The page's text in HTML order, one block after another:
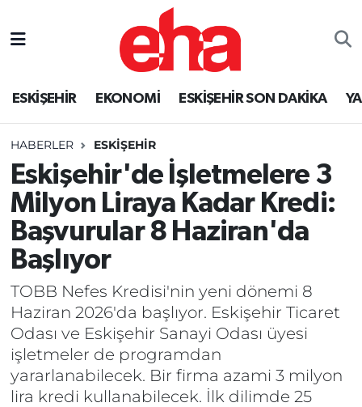
ESKİŞEHİR EKONOMİ ESKİŞEHİR SON DAKİKA
HABERLER ESKİŞEHİR
Eskişehir'de İşletmelere 3
Milyon Liraya Kadar Kredi:
Başvurular 8 Haziran'da
Başlıyor
TOBB Nefes Kredisi'nin yeni dönemi 8
Haziran 2026'da başlıyor. Eskişehir Ticaret
Odası ve Eskişehir Sanayi Odası üyesi
işletmeler de programdan
yararlanabilecek. Bir firma azami 3 milyon
lira kredi kullanabilecek. İlk dilimde 25